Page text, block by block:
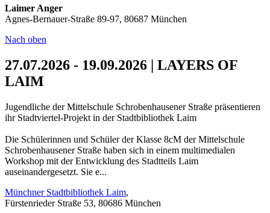
Laimer Anger
Agnes-Bernauer-Straße 89-97, 80687 München
Nach oben
27.07.2026 - 19.09.2026 | LAYERS OF
LAIM
Jugendliche der Mittelschule Schrobenhausener Straße präsentieren
ihr Stadtviertel-Projekt in der Stadtbibliothek Laim
Die Schülerinnen und Schüler der Klasse 8cM der Mittelschule
Schrobenhausener Straße haben sich in einem multimedialen
Workshop mit der Entwicklung des Stadtteils Laim
auseinandergesetzt. Sie e...
Münchner Stadtbibliothek Laim,
Fürstenrieder Straße 53, 80686 München